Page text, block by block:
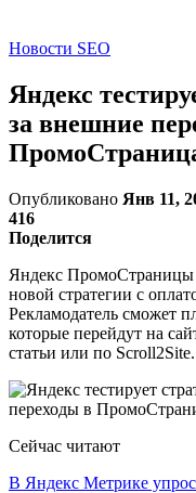
Новости SEO
Яндекс
за внешние
Опубликовано Янв 11,
416
Поделится
Яндекс ПромоСтраницы
новой стратегии с
Рекламодатель сможет
которые перейдут на
статьи или по Scroll2Site.
Сейчас читают
В Яндекс Метрике